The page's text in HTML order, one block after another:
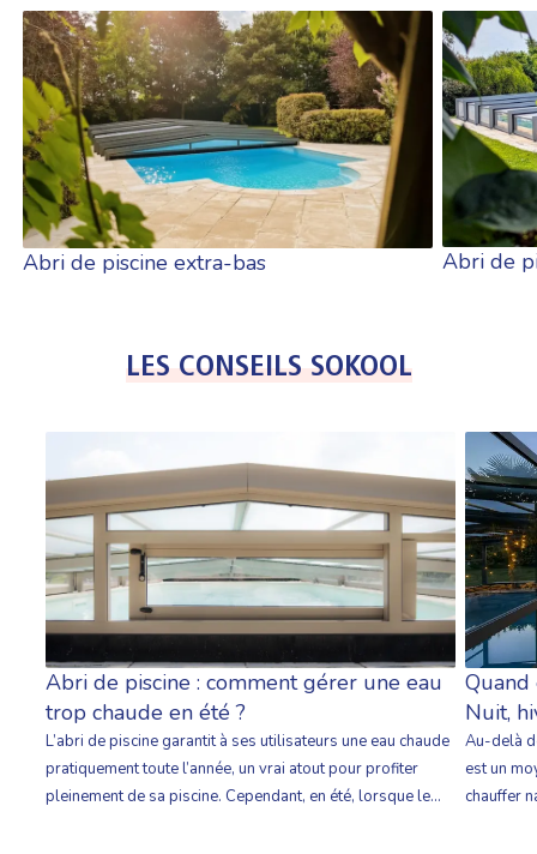
Abri de piscine extra-bas Abri de
LES CONSEILS SOKOOL
Abri de piscine : comment gérer une eau
trop chaude en été ?
L’abri de piscine garantit à ses utilisateurs une eau chaude
pratiquement toute l’année, un vrai atout pour profiter
pleinement de sa piscine. Cependant, en été, lorsque le
Quand
Nuit,
Au-delà
est un
chauffer